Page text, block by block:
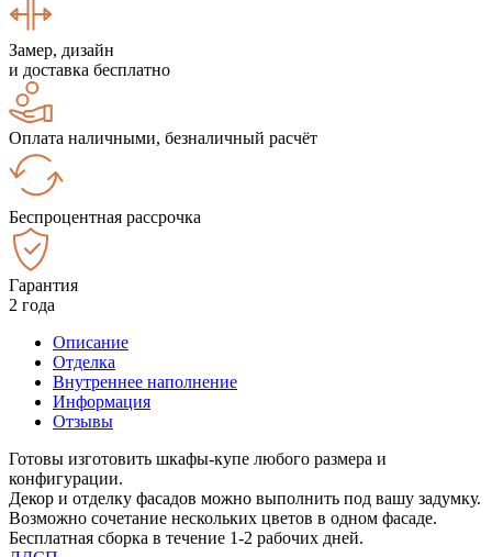
Замер, дизайн
и доставка бесплатно
Оплата наличными, безналичный расчёт
Беспроцентная рассрочка
Гарантия
2 года
Описание
Отделка
Внутреннее наполнение
Информация
Отзывы
Готовы изготовить шкафы-купе любого размера и
конфигурации.
Декор и отделку фасадов можно выполнить под вашу задумку.
Возможно сочетание нескольких цветов в одном фасаде.
Бесплатная сборка в течение 1-2 рабочих дней.